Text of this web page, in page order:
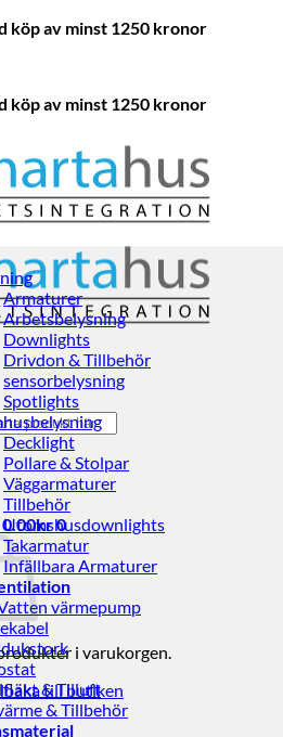
köp av minst 1250 kronor
köp av minst 1250 kronor
0.00kr0
i varukorgen.
till butiken
Armaturer
Arbetsbelysning
Downlights
Drivdon & Tillbehör
sensorbelysning
Spotlights
Decklight
Pollare & Stolpar
Väggarmaturer
Tillbehör
Utomshusdownlights
Takarmatur
Infällbara Armaturer
värmepump
& Tilluft
& Tillbehör